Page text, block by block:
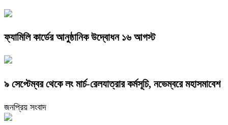
ফ্যামিলি কার্ডের আনুষ্ঠানিক উদ্বোধন ১৬ আগস্ট
৯ সেপ্টেম্বর থেকে লং মার্চ-রেলযাত্রার কর্মসূচি, নভেম্বরে মহাসমাবেশ
জনপ্রিয় সংবাদ